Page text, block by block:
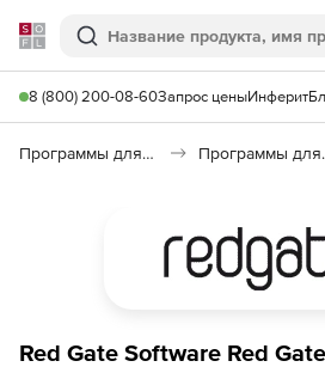
Softline
Поиск
8 (800) 200-08-60Запрос ценыИнферит
Программы для программирования
Red Gate Software Red